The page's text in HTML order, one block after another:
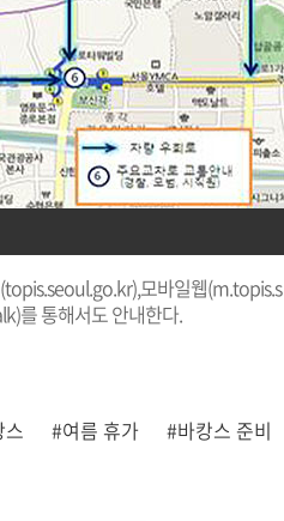
topis.seoul.go.kr),모바일웹(m.topis.s
)를 통해서도 안내한다.
#여름 휴가
#바캉스 준비